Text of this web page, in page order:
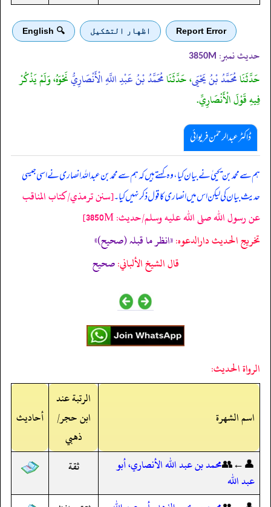
Report Error اظهار التشكيل 🔍 English
حدیث نمبر: 3850M
حَدَّثَنَامُحَمَّدُ بْنُ يَحْيَى، حَدَّثَنَامُحَمَّدُ بْنُ عَبْدِ اللَّهِ الْأَنْصَارِيُّنَحْوَهُ، وَلَمْ يَذْكُرْ
فِيهِ قَوْلَ الْأَنْصَارِيِّ.
ڈاکٹر عبدالرحمٰن فریوائی
ہم سے محمد بن یحییٰ نے بیان کیا، وہ کہتے ہیں کہہم سے محمد بن عبداللہ انصاری نے اسی جیسی
حدیث بیان کی لیکن اس میں انصاری کا قول ذکر نہیں کیا۔[سنن ترمذي/كتاب المناقب
عن رسول الله صلى الله عليه وسلم/حدیث: 3850M]
تخریج الحدیث دارالدعوہ:«انظر ما قبلہ (صحیح)»
قال الشيخ الألباني:صحيح
الرواة الحديث:
اسم الشهرة
الرتبة عند
ابن حجر/
ذهبي
أحاديث
👤←👥محمد بن عبد الله الأنصاري، أبو
عبد الله
ثقة